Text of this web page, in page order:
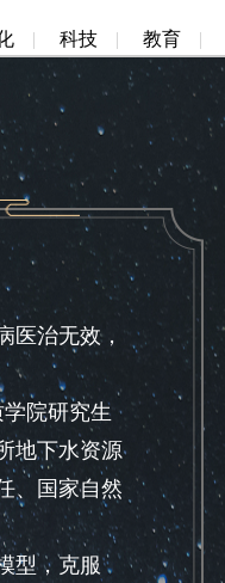
| 科技 | 教育 |
治无效，
院研究生
地下水资源
、国家自然
型，克服